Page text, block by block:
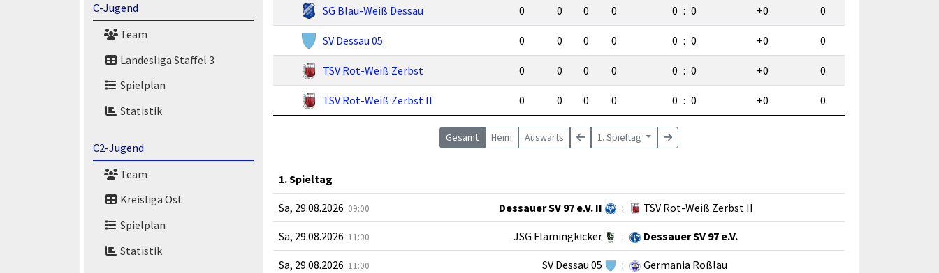
C-Jugend
Team
Landesliga Staffel 3
Spielplan
Statistik
C2-Jugend
Team
Kreisliga Ost
Spielplan
Statistik
SG Blau-Weiß Dessau 0 0 0 0 0 : 0 +0 0
SV Dessau 05 0 0 0 0 0 : 0 +0 0
TSV Rot-Weiß Zerbst 0 0 0 0 0 : 0 +0 0
TSV Rot-Weiß Zerbst II 0 0 0 0 0 : 0 +0 0
Gesamt Heim Auswärts 1. Spieltag
1. Spieltag
Sa, 29.08.2026 09:00 Dessauer SV 97 e.V. II : TSV Rot-Weiß Zerbst II
Sa, 29.08.2026 11:00 JSG Flämingkicker : Dessauer SV 97 e.V.
Sa, 29.08.2026 11:00 SV Dessau 05 : Germania Roßlau